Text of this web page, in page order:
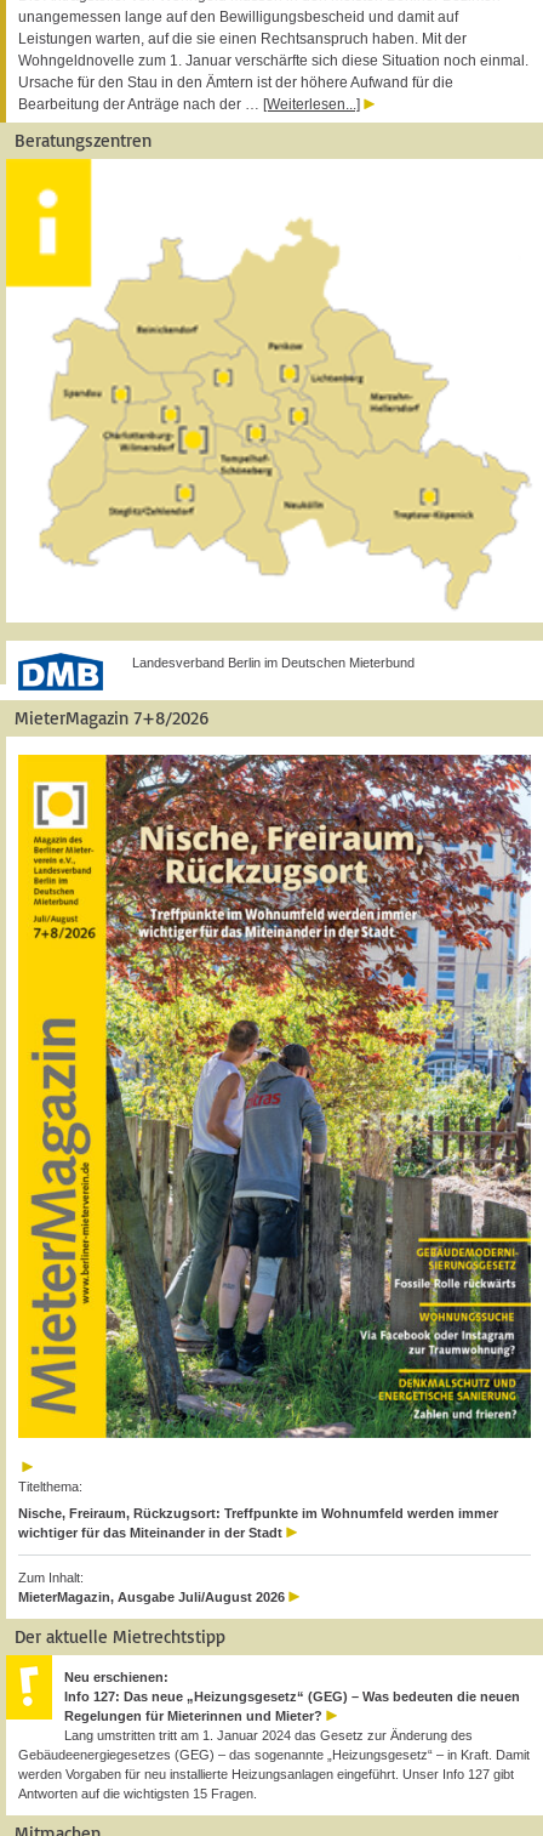
unangemessen lange auf den Bewilligungsbescheid und damit auf
Leistungen warten, auf die sie einen Rechtsanspruch haben. Mit der
Wohngeldnovelle zum 1. Januar verschärfte sich diese Situation noch einmal.
Ursache für den Stau in den Ämtern ist der höhere Aufwand für die
Bearbeitung der Anträge nach der … [Weiterlesen...]
Beratungszentren
Landesverband Berlin im Deutschen Mieterbund
MieterMagazin 7+8/2026
Titelthema:
Nische, Freiraum, Rückzugsort: Treffpunkte im Wohnumfeld werden immer
wichtiger für das Miteinander in der Stadt
Zum Inhalt:
MieterMagazin, Ausgabe Juli/August 2026
Der aktuelle Mietrechtstipp
Neu erschienen:
Info 127: Das neue „Heizungsgesetz“ (GEG) – Was bedeuten die neuen
Regelungen für Mieterinnen und Mieter?
Lang umstritten tritt am 1. Januar 2024 das Gesetz zur Änderung des
Gebäudeenergiegesetzes (GEG) – das sogenannte „Heizungsgesetz“ – in Kraft. Damit
werden Vorgaben für neu installierte Heizungsanlagen eingeführt. Unser Info 127 gibt
Antworten auf die wichtigsten 15 Fragen.